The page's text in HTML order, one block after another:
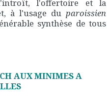
l'offertoire et la
à l'usage du paroissien
synthèse de tous
AUX MINIMES A